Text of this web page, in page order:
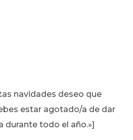
navidades deseo que
estar agotado/a de dar
durante todo el año.»]